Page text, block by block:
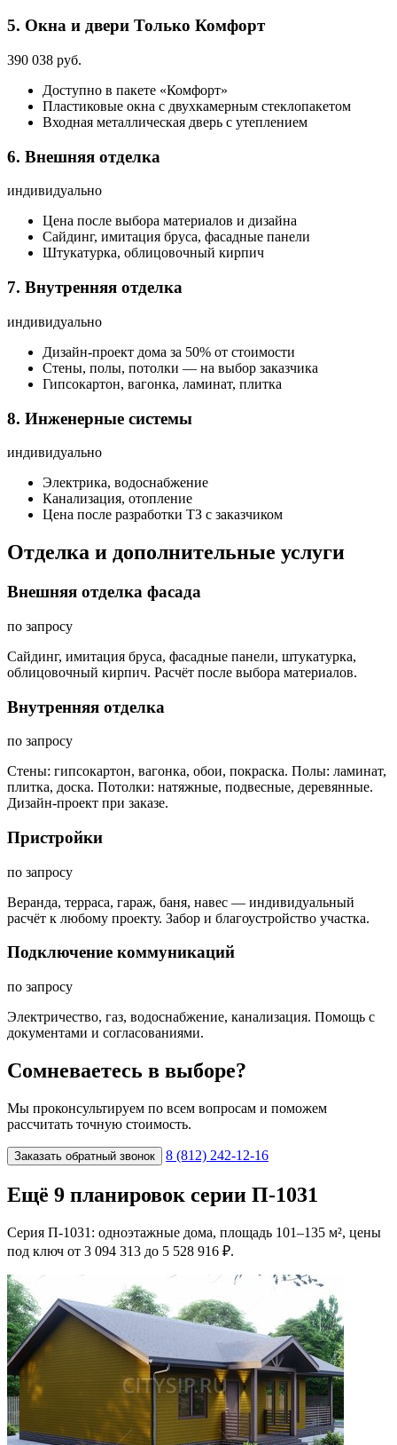
5. Окна и двери Только Комфорт
390 038 руб.
Доступно в пакете «Комфорт»
Пластиковые окна с двухкамерным стеклопакетом
Входная металлическая дверь с утеплением
6. Внешняя отделка
индивидуально
Цена после выбора материалов и дизайна
Сайдинг, имитация бруса, фасадные панели
Штукатурка, облицовочный кирпич
7. Внутренняя отделка
индивидуально
Дизайн-проект дома за 50% от стоимости
Стены, полы, потолки — на выбор заказчика
Гипсокартон, вагонка, ламинат, плитка
8. Инженерные системы
индивидуально
Электрика, водоснабжение
Канализация, отопление
Цена после разработки ТЗ с заказчиком
Отделка и дополнительные услуги
Внешняя отделка фасада
по запросу
Сайдинг, имитация бруса, фасадные панели, штукатурка,
облицовочный кирпич. Расчёт после выбора материалов.
Внутренняя отделка
по запросу
Стены: гипсокартон, вагонка, обои, покраска. Полы: ламинат,
плитка, доска. Потолки: натяжные, подвесные, деревянные.
Дизайн-проект при заказе.
Пристройки
по запросу
Веранда, терраса, гараж, баня, навес — индивидуальный
расчёт к любому проекту. Забор и благоустройство участка.
Подключение коммуникаций
по запросу
Электричество, газ, водоснабжение, канализация. Помощь с
документами и согласованиями.
Сомневаетесь в выборе?
Мы проконсультируем по всем вопросам и поможем
рассчитать точную стоимость.
Заказать обратный звонок 8 (812) 242-12-16
Ещё 9 планировок серии П-1031
Серия П-1031: одноэтажные дома, площадь 101–135 м², цены
под ключ от 3 094 313 до 5 528 916 ₽.